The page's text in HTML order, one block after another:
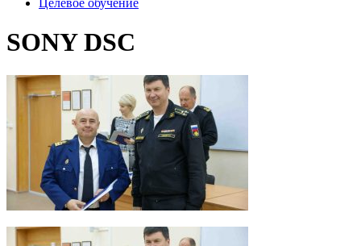
Целевое обучение
SONY DSC